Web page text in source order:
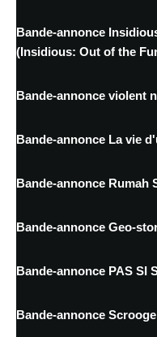
Bande-annonce
(Insidious: Out of the
Bande-annonce violent
Bande-annonce La vie
Bande-annonce Rumah
Bande-annonce Geo-
Bande-annonce PAS SI
Bande-annonce